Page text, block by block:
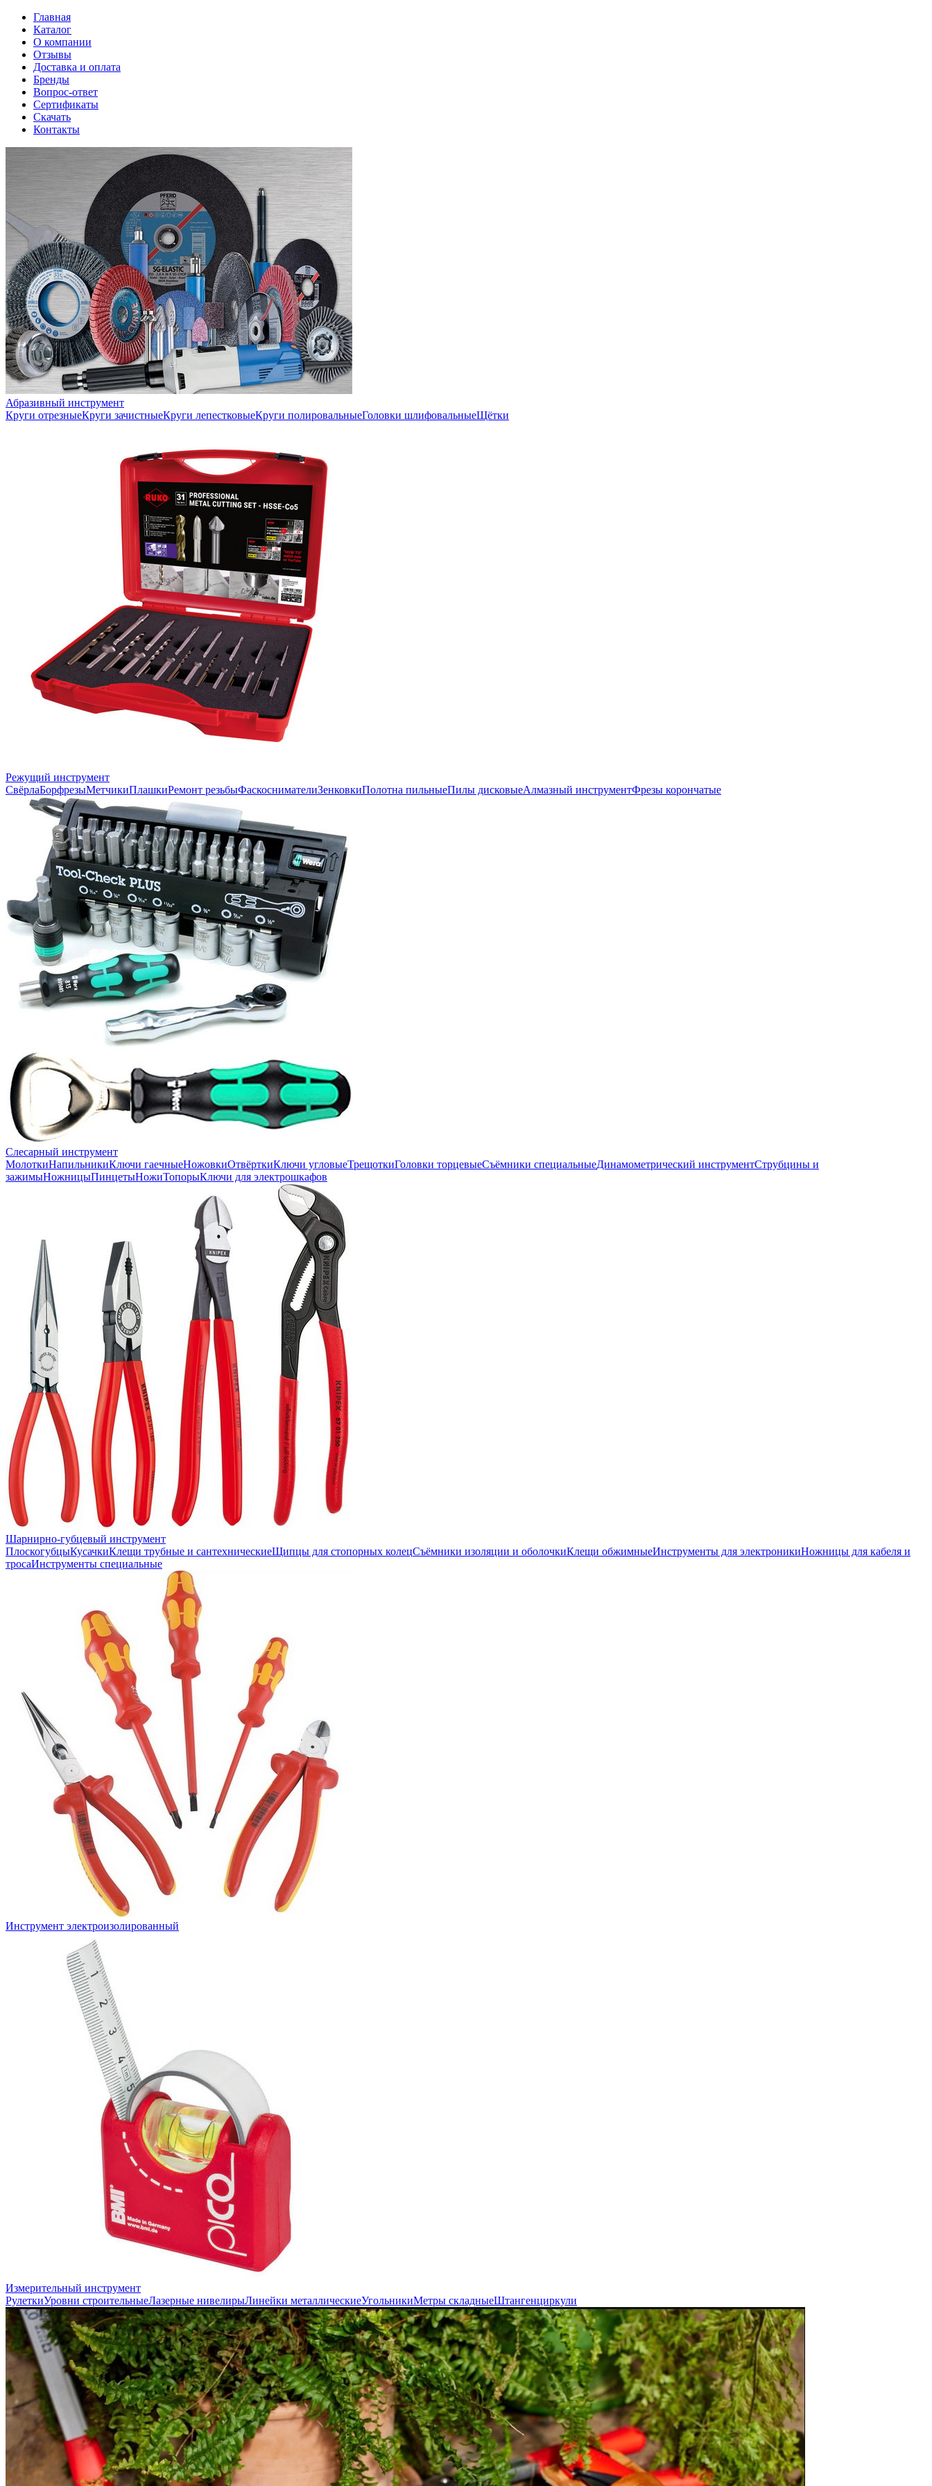
Главная
Каталог
О компании
Отзывы
Доставка и оплата
Бренды
Вопрос-ответ
Сертификаты
Скачать
Контакты
Абразивный инструмент
Круги отрезныеКруги зачистныеКруги лепестковыеКруги полировальныеГоловки шлифовальныеЩётки
Режущий инструмент
СвёрлаБорфрезыМетчикиПлашкиРемонт резьбыФаскоснимателиЗенковкиПолотна пильныеПилы дисковыеАлмазный инструментФрезы корончатые
Слесарный инструмент
МолоткиНапильникиКлючи гаечныеНожовкиОтвёрткиКлючи угловыеТрещоткиГоловки торцевыеСъёмники специальныеДинамометрический инструментСтрубцины и
зажимыНожницыПинцетыНожиТопорыКлючи для электрошкафов
Шарнирно-губцевый инструмент
ПлоскогубцыКусачкиКлещи трубные и сантехническиеЩипцы для стопорных колецСъёмники изоляции и оболочкиКлещи обжимныеИнструменты для электроникиНожницы для кабеля и
тросаИнструменты специальные
Инструмент электроизолированный
Измерительный инструмент
РулеткиУровни строительныеЛазерные нивелирыЛинейки металлическиеУгольникиМетры складныеШтангенциркули